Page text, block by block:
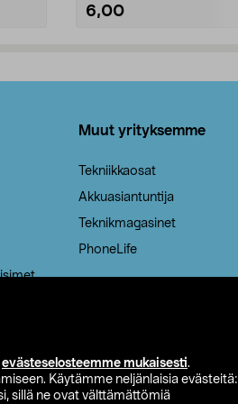
evästeselosteemme mukaisesti.
Käytämme neljänlaisia evästeitä:
sillä ne ovat välttämättömiä
6,00
Muut yrityksemme
Tekniikkaosat
Akkuasiantuntija
Teknikmagasinet
PhoneLife